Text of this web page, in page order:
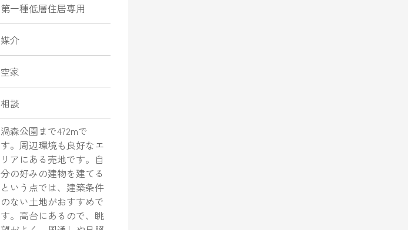
第一種低層住居専用
媒介
空家
相談
渦森公園まで472mで
す。周辺環境も良好なエ
リアにある売地です。自
分の好みの建物を建てる
という点では、建築条件
のない土地がおすすめで
す。高台にあるので、眺